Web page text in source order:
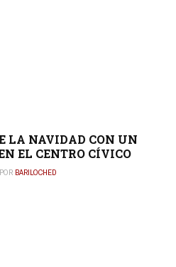
LA NAVIDAD CON UN
EL CENTRO CÍVICO
BARILOCHED